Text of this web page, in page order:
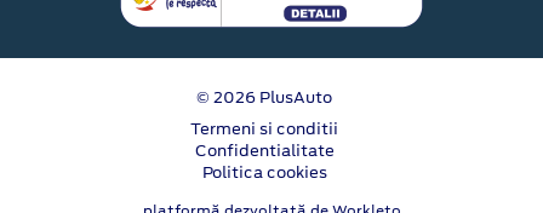
© 2026 PlusAuto
Termeni si conditii
Confidentialitate
Politica cookies